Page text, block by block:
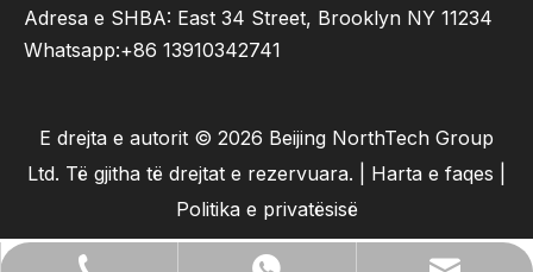
Adresa e SHBA: East 34 Street, Brooklyn NY 11234
Whatsapp:+86 13910342741
E drejta e autorit © 2026 Beijing NorthTech Group
Ltd. Të gjitha të drejtat e rezervuara. | Harta e faqes
Politika e privatësisë